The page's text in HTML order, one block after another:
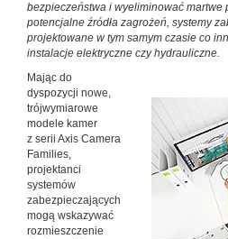
bezpieczeństwa i wyeliminować martwe
potencjalne źródła zagrożeń, systemy
projektowane w tym samym czasie co
instalacje elektryczne czy hydrauliczne.
Mając do
dyspozycji nowe,
trójwymiarowe
modele kamer
z serii Axis Camera
Families,
projektanci
systemów
zabezpieczających
mogą wskazywać
rozmieszczenie